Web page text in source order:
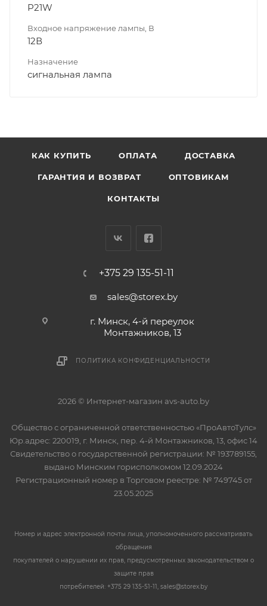
P21W
Входное напряжение лампы, В
12В
Назначение
сигнальная лампа
КАК КУПИТЬ ОПЛАТА ДОСТАВКА
ГАРАНТИЯ И ВОЗВРАТ ОПТОВИКАМ
КОНТАКТЫ
+375 29 135-51-11
sales@storex.by
г. Минск, 4-й переулок
Монтажников, 13
ПОЛИТИКА КОНФИДЕНЦИАЛЬНОСТИ
2026 © Интернет-магазин avs-auto.by
Общество с ограниченной ответственностью «ПроАвтоТулс»
Юр.адрес: 220019, г. Минск, пер. 4-й Монтажников, 13, офис 14
Свидетельство о государственной регистрации: № 193789155,
выдано Минским горисполкомом 12.09.2024
Регистрационный номер в Торговом реестре: № 749745 от
23.05.2025
Номер и адрес электронной почты лица, уполномоченного рассматривать
обращения
покупателей о нарушении их прав, предусмотренных законодательством о
защите прав
потребителей: +375 29 135-51-11, sales@storex.by